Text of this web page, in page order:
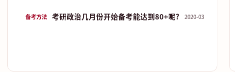
备考方法 考研政治几月份开始备考能达到80+呢? 2020-03